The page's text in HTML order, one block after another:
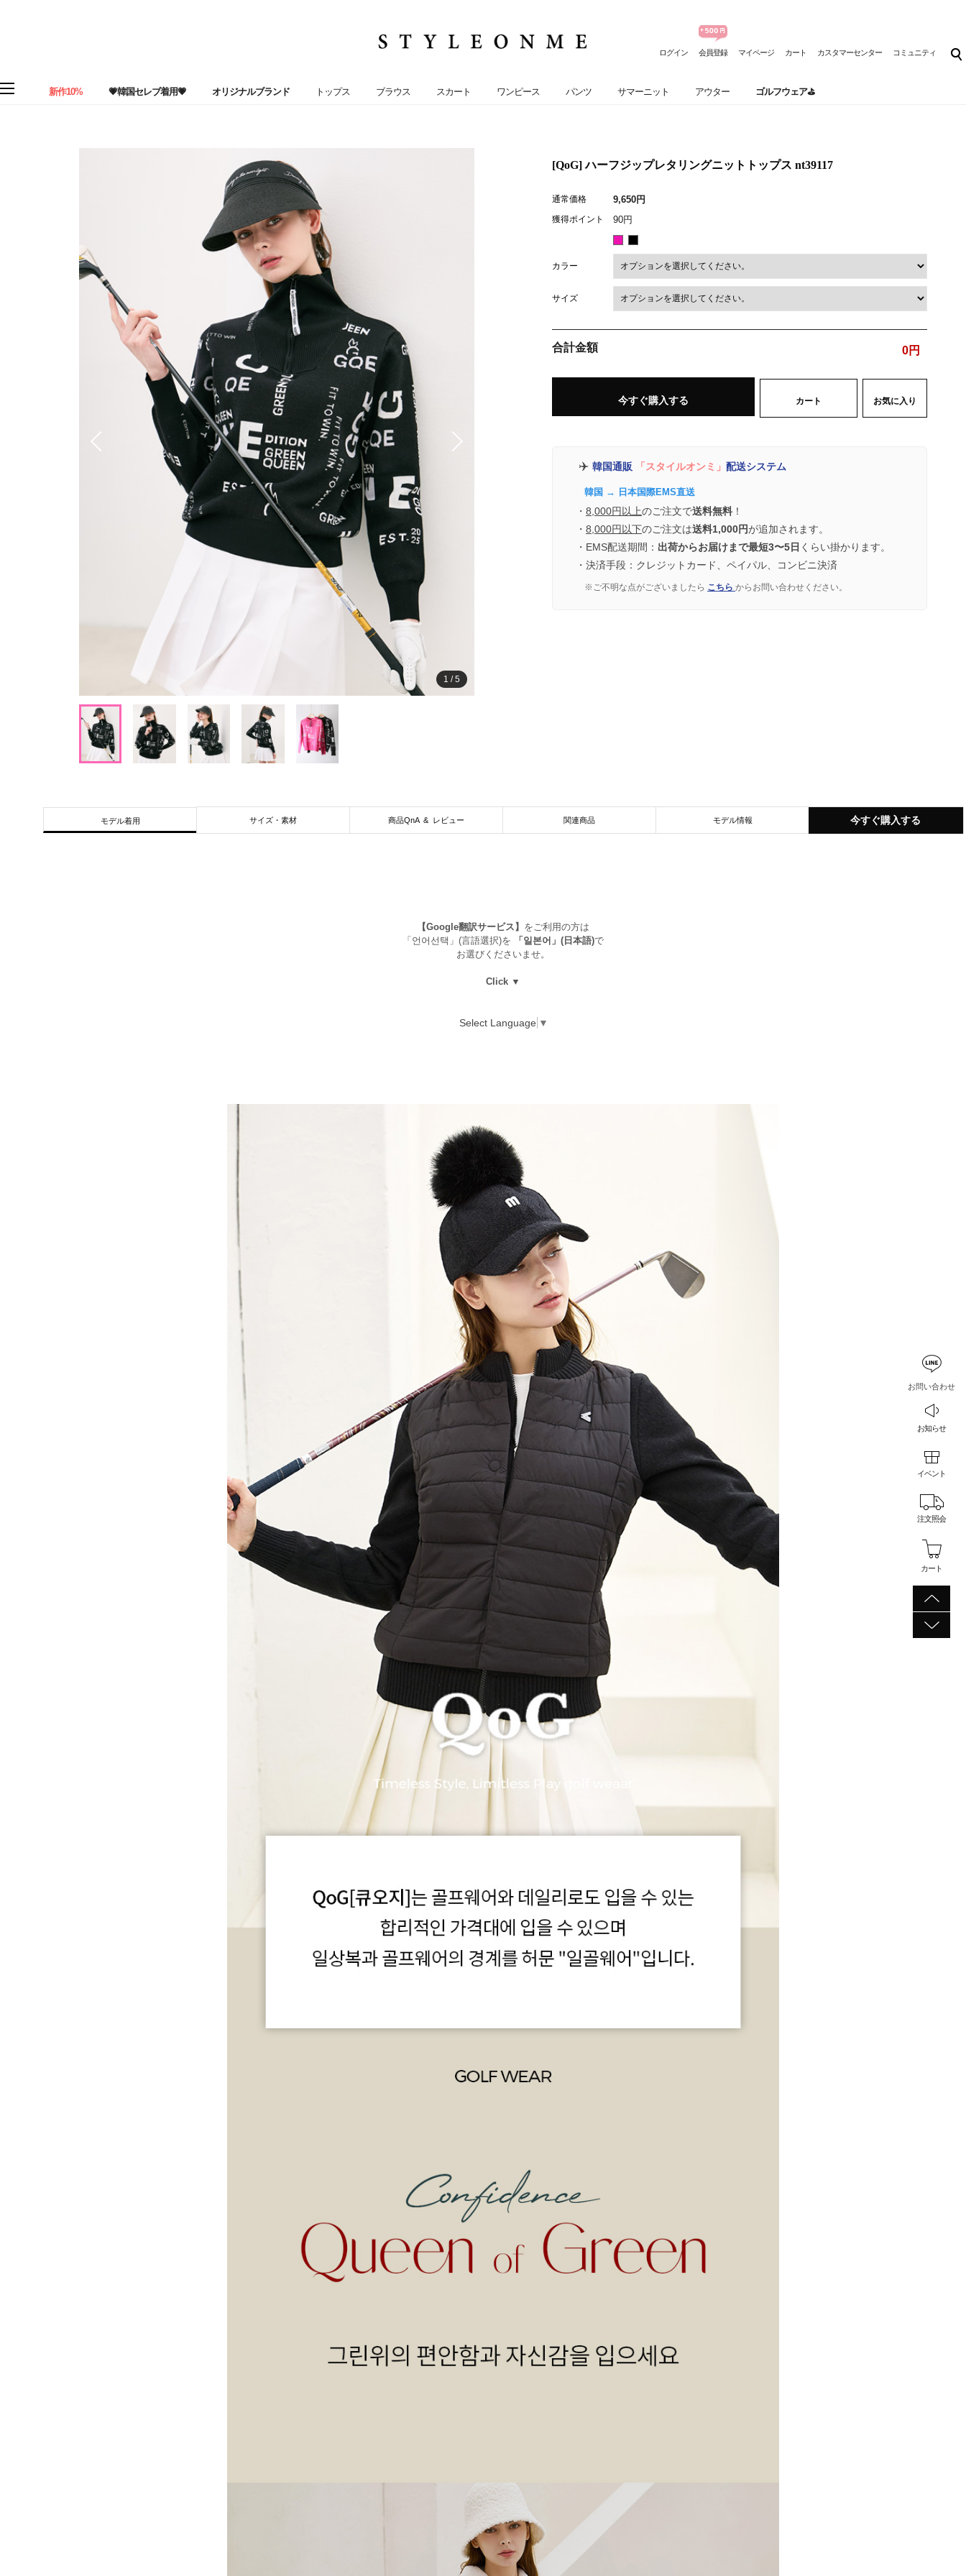
ログイン 会員登録 マイページ カート カスタマーセンター コミュニティ
新作10% 💗韓国セレブ着用💗 オリジナルブランド トップス ブラウス スカート ワンピース パンツ サマーニット アウター ゴルフウェア⛳
お問い合わせ
お知らせ
イベント
注文照会
カート
1 /5
[QoG] ハーフジップレタリングニットトップス nt39117
通常価格 9,650円
獲得ポイント 90円
カラー
サイズ
合計金額 0円
今すぐ購入する カート お気に入り
✈️ 韓国通販 「スタイルオンミ」 配送システム
韓国 → 日本国際EMS直送
・ 8,000円以上のご注文で送料無料 ！
・ 8,000円以下のご注文は送料1,000円が追加されます。
・EMS配送期間： 出荷からお届けまで最短3〜5日 くらい掛かります。
・決済手段：クレジットカード、ペイパル、コンビニ決済
※ご不明な点がございましたら こちら からお問い合わせください。
モデル着用 サイズ・素材 商品QnA & レビュー 関連商品 モデル情報 今すぐ購入する
【Google翻訳サービス】 をご利用の方は
「언어선택」(言語選択)を
「일본어」(日本語)で
お選びくださいませ。
Click ▼
Select Language ▼